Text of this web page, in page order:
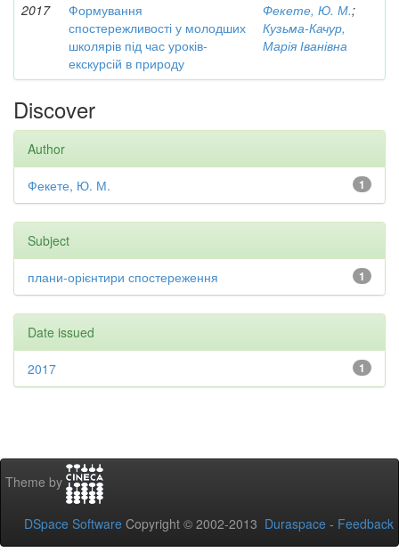
2017
Формування
спостережливості у молодших
школярів під час уроків-
екскурсій в природу
Фекете, Ю. М.;
Кузьма-Качур,
Марія Іванівна
Discover
Author
1
Фекете, Ю. М.
Subject
1
плани-орієнтири спостереження
Date issued
1
2017
Theme by
DSpace Software Copyright © 2002-2013 Duraspace - Feedback